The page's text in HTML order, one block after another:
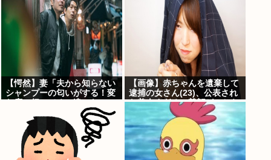
【愕然】妻「夫から知らない
シャンプーの匂いがする！変
い！！！」探偵「調べたとこ
ろ･･･」⇒結果ｗｗ
【画像】赤ちゃんを遺棄して
逮捕の女さん(23)、公表され
た美人すぎるご尊顔がこちら